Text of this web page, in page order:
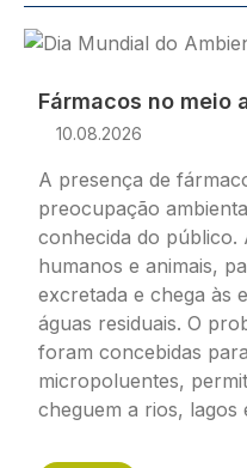
Imagem
Fármacos no meio
10.08.2026
A presença de
preocupação
conhecida do público.
humanos e animais,
excretada e chega às
águas residuais. O
foram concebidas
micropoluentes,
cheguem a rios, lagos